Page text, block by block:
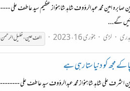
صابرہ امین محمد عبدالرؤوف شاہد شاہنواز عظیم سید
گے...
لڑی جنوری 16، 2023 الفعین،خلیلالرحمن
کے مجھ کو دنیا ستا رہی ہے
اشرف علی شاہد شاہنواز محمد عبدالرؤوف سید عاطف علی